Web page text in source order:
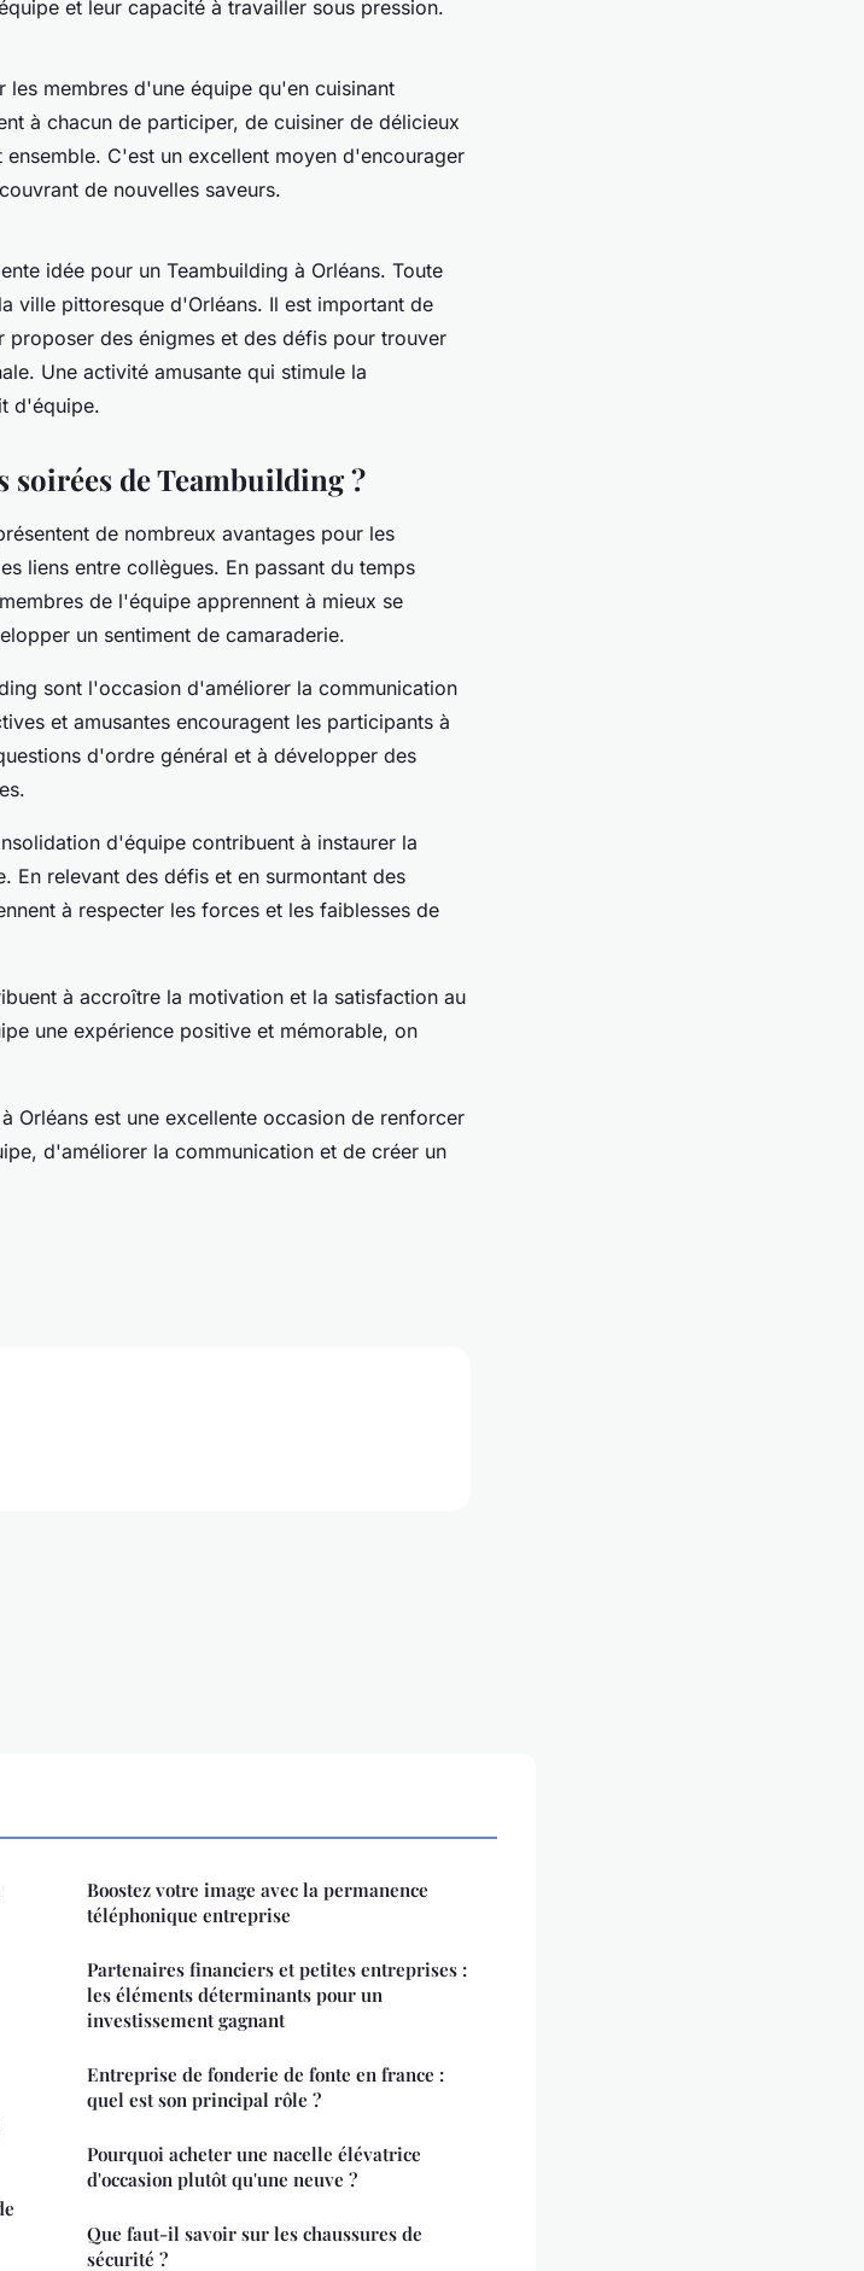
et leur capacité à travailler sous pression.
membres d'une équipe qu'en cuisinant
à chacun de participer, de cuisiner de délicieux
C'est un excellent moyen d'encourager
de nouvelles saveurs.
idée pour un Teambuilding à Orléans. Toute
ville pittoresque d'Orléans. Il est important de
des énigmes et des défis pour trouver
Une activité amusante qui stimule la
d'équipe.
soirées de Teambuilding ?
de nombreux avantages pour les
liens entre collègues. En passant du temps
de l'équipe apprennent à mieux se
un sentiment de camaraderie.
sont l'occasion d'améliorer la communication
et amusantes encouragent les participants à
d'ordre général et à développer des
d'équipe contribuent à instaurer la
En relevant des défis et en surmontant des
à respecter les forces et les faiblesses de
à accroître la motivation et la satisfaction au
une expérience positive et mémorable, on
Orléans est une excellente occasion de renforcer
d'améliorer la communication et de créer un
Boostez votre image avec la permanence
téléphonique entreprise
Partenaires financiers et petites entreprises :
les éléments déterminants pour un
investissement gagnant
Entreprise de fonderie de fonte en france :
quel est son principal rôle ?
Pourquoi acheter une nacelle élévatrice
d'occasion plutôt qu'une neuve ?
Que faut-il savoir sur les chaussures de
sécurité ?